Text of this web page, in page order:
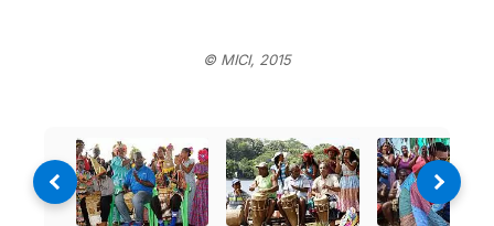
© MICI, 2015